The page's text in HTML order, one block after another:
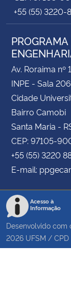
+55 (55)
Av. Roraima
INPE - Sala
Cidade
Bairro Camobi
Santa Maria -
CEP: 97105-
+55 (55) 3220
E-mail:
Acesso à
Informação
Desenvolvido
2026 UFSM / CPD